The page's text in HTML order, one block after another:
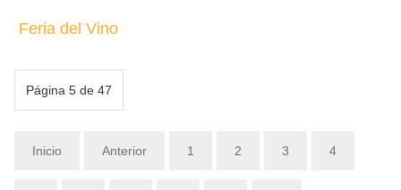
Feria del Vino
Página 5 de 47
Inicio Anterior 1 2 3 4